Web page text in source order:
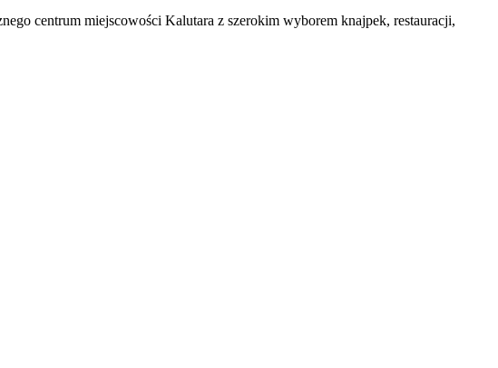
centrum miejscowości Kalutara z szerokim wyborem knajpek, restauracji,